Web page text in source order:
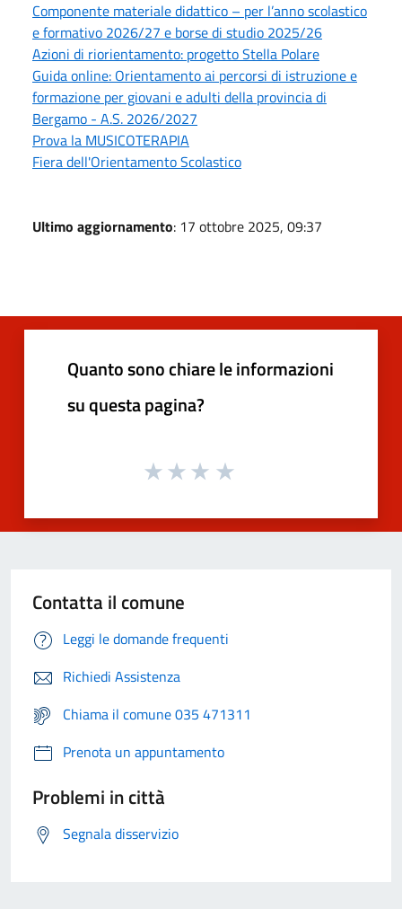
Componente materiale didattico – per l’anno scolastico
e formativo 2026/27 e borse di studio 2025/26
Azioni di riorientamento: progetto Stella Polare
Guida online: Orientamento ai percorsi di istruzione e
formazione per giovani e adulti della provincia di
Bergamo - A.S. 2026/2027
Prova la MUSICOTERAPIA
Fiera dell'Orientamento Scolastico
Ultimo aggiornamento: 17 ottobre 2025, 09:37
Quanto sono chiare le informazioni
su questa pagina?
Contatta il comune
Leggi le domande frequenti
Richiedi Assistenza
Chiama il comune 035 471311
Prenota un appuntamento
Problemi in città
Segnala disservizio